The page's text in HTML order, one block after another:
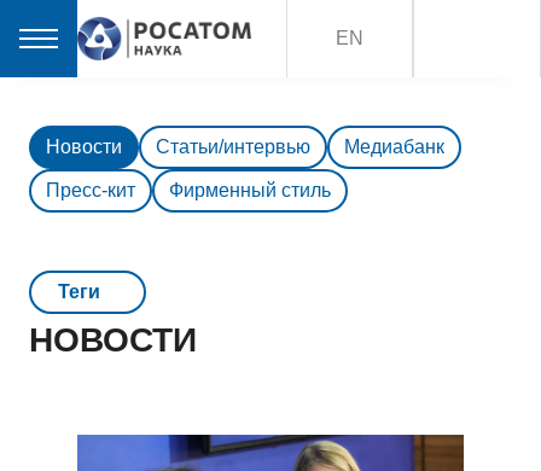
EN
Новости Статьи/интервью Медиабанк
Пресс-кит Фирменный стиль
НОВОСТИ
Teги